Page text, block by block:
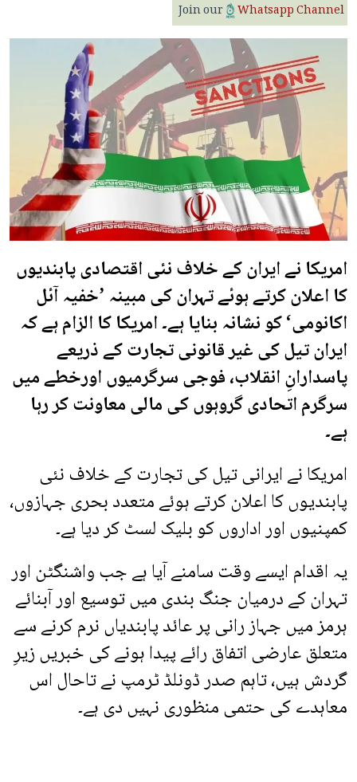
Join our Whatsapp Channel
امریکا نے ایران کے خلاف نئی اقتصادی پابندیوں
کا اعلان کرتے ہوئے تہران کی مبینہ ’خفیہ آئل
اکانومی‘ کو نشانہ بنایا ہے۔ امریکا کا الزام ہے کہ
ایران تیل کی غیر قانونی تجارت کے ذریعے
پاسدارانِ انقلاب، فوجی سرگرمیوں اورخطے میں
سرگرم اتحادی گروہوں کی مالی معاونت کر رہا
ہے۔
امریکا نے ایرانی تیل کی تجارت کے خلاف نئی
پابندیوں کا اعلان کرتے ہوئے متعدد بحری جہازوں،
کمپنیوں اور اداروں کو بلیک لسٹ کر دیا ہے۔
یہ اقدام ایسے وقت سامنے آیا ہے جب واشنگٹن اور
تہران کے درمیان جنگ بندی میں توسیع اور آبنائے
ہرمز میں جہاز رانی پر عائد پابندیاں نرم کرنے سے
متعلق عارضی اتفاق رائے پیدا ہونے کی خبریں زیرِ
گردش ہیں، تاہم صدر ڈونلڈ ٹرمپ نے تاحال اس
معاہدے کی حتمی منظوری نہیں دی ہے۔